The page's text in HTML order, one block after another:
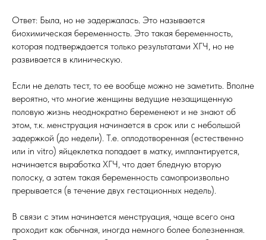
Ответ: Была, но не задержалась. Это называется
биохимическая беременность. Это такая беременность,
которая подтверждается только результатами ХГЧ, но не
развивается в клиническую.
Если не делать тест, то ее вообще можно не заметить. Вполне
вероятно, что многие женщины ведущие незащищенную
половую жизнь неоднократно беременеют и не знают об
этом, т.к. менструация начинается в срок или с небольшой
задержкой (до недели). Т.е. оплодотворенная (естественно
или in vitro) яйцеклетка попадает в матку, имплантируется,
начинается выработка ХГЧ, что дает бледную вторую
полоску, а затем такая беременность самопроизвольно
прерывается (в течение двух гестационных недель).
В связи с этим начинается менструация, чаще всего она
проходит как обычная, иногда немного более болезненная.